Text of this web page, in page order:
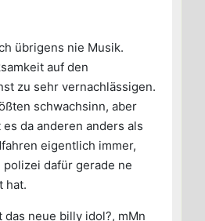
übrigens nie Musik.
auf den
zu sehr vernachlässigen.
schwachsinn, aber
da anderen anders als
eigentlich immer,
dafür gerade ne
hat.
das neue billy idol?, mMn